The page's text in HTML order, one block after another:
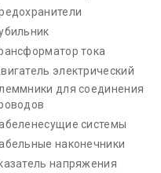
тока
электрический
для соединения
системы
наконечники
напряжения